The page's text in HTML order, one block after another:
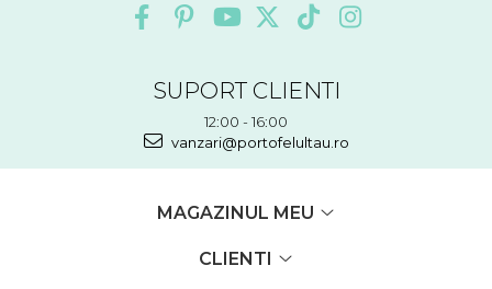
SUPORT CLIENTI
12:00 - 16:00
vanzari@portofelultau.ro
MAGAZINUL MEU
CLIENTI